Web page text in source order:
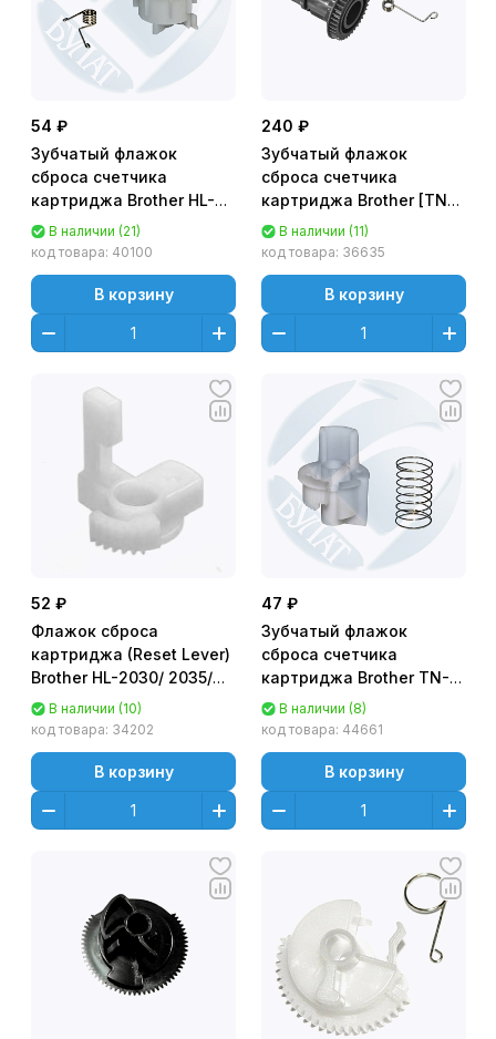
54 ₽
Зубчатый флажок
сброса счетчика
картриджа Brother HL-
2240/2132
(TN2235/2090) 3
В наличии (21)
код товара: 40100
В корзину
240 ₽
Зубчатый флажок
сброса счетчика
картриджа Brother [TN-
245/ TN-225/ TN-255]
для HL-3140/ 3150/ 3170,
9340 (флажок+пружина)
В наличии (11)
код товара: 36635
В корзину
52 ₽
Флажок сброса
картриджа (Reset Lever)
Brother HL-2030/ 2035/
2040 TN-2075/ TN-2085
В наличии (10)
код товара: 34202
В корзину
47 ₽
Зубчатый флажок
сброса счетчика
картриджа Brother TN-
2375 HL-
L2300DR/2340DWR/2360/
L2500/2520/2540/2560,
MFC-L2700/2720/2740
В наличии (8)
код товара: 44661
В корзину